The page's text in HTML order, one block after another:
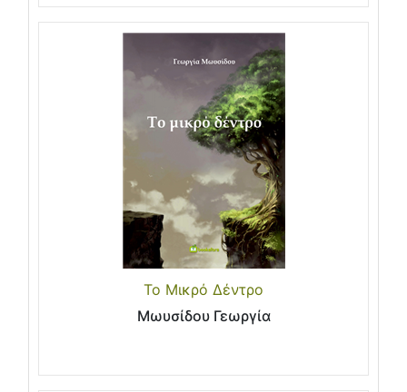
Το Μικρό Δέντρο
Μωυσίδου Γεωργία